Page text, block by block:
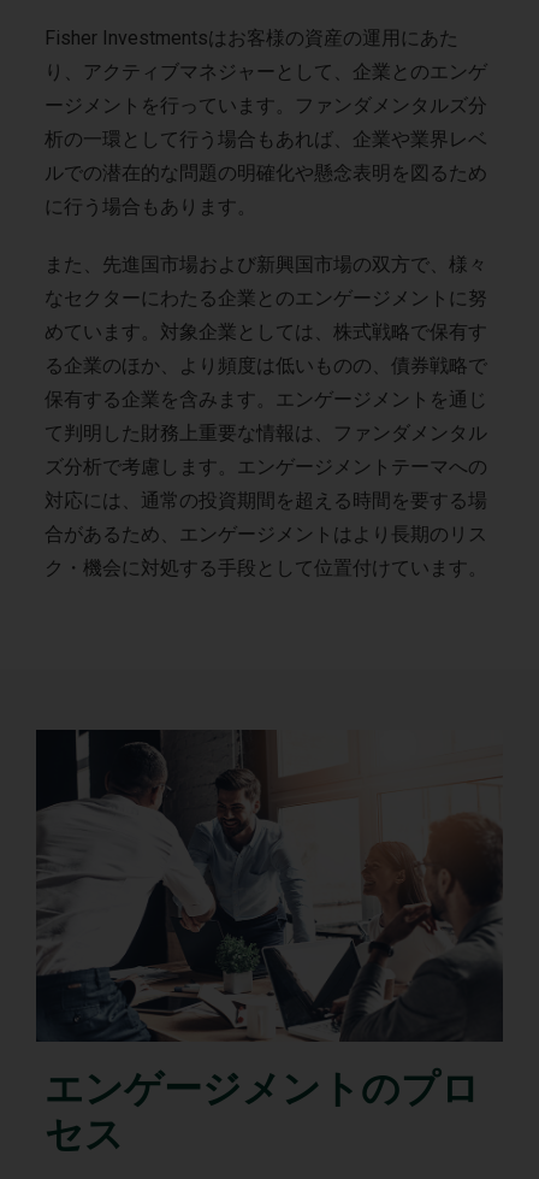
Fisher Investmentsはお客様の資産の運用にあた
り、アクティブマネジャーとして、企業とのエンゲ
ージメントを行っています。ファンダメンタルズ分
析の一環として行う場合もあれば、企業や業界レベ
ルでの潜在的な問題の明確化や懸念表明を図るため
に行う場合もあります。
また、先進国市場および新興国市場の双方で、様々
なセクターにわたる企業とのエンゲージメントに努
めています。対象企業としては、株式戦略で保有す
る企業のほか、より頻度は低いものの、債券戦略で
保有する企業を含みます。エンゲージメントを通じ
て判明した財務上重要な情報は、ファンダメンタル
ズ分析で考慮します。エンゲージメントテーマへの
対応には、通常の投資期間を超える時間を要する場
合があるため、エンゲージメントはより長期のリス
ク・機会に対処する手段として位置付けています。
エンゲージメントのプロ
セス